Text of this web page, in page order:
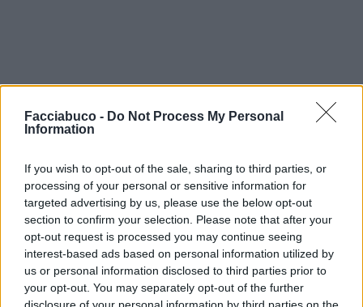
Facciabuco - Do Not Process My Personal
Information
If you wish to opt-out of the sale, sharing to third parties, or
processing of your personal or sensitive information for
targeted advertising by us, please use the below opt-out
section to confirm your selection. Please note that after your
opt-out request is processed you may continue seeing
interest-based ads based on personal information utilized by
us or personal information disclosed to third parties prior to
your opt-out. You may separately opt-out of the further
disclosure of your personal information by third parties on the